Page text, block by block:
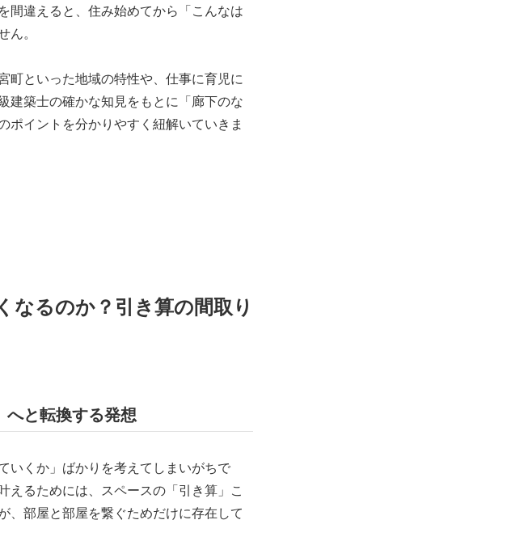
間違えると、住み始めてから「こんなは
。
町といった地域の特性や、仕事に育児に
建築士の確かな知見をもとに「廊下のな
ポイントを分かりやすく紐解いていきま
なるのか？引き算の間取り
へと転換する発想
いくか」ばかりを考えてしまいがちで
えるためには、スペースの「引き算」こ
、部屋と部屋を繋ぐためだけに存在して